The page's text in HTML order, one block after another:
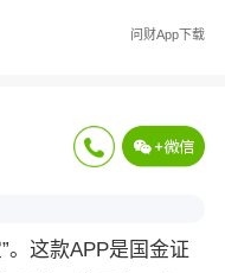
问财App下载
。这款APP是国金证